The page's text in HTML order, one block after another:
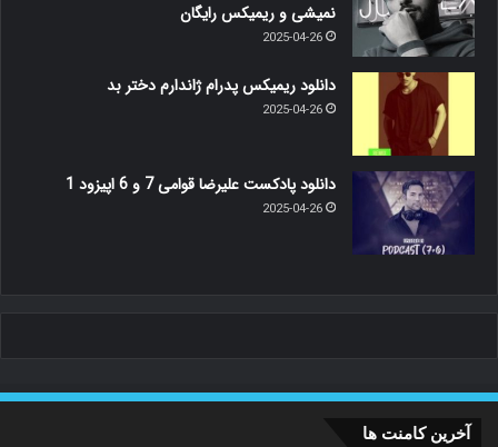
نمیشی و ریمیکس رایگان
2025-04-26
دانلود ریمیکس پدرام ژاندارم دختر بد
2025-04-26
دانلود پادکست علیرضا قوامی 7 و 6 اپیزود 1
2025-04-26
آخرین کامنت ها